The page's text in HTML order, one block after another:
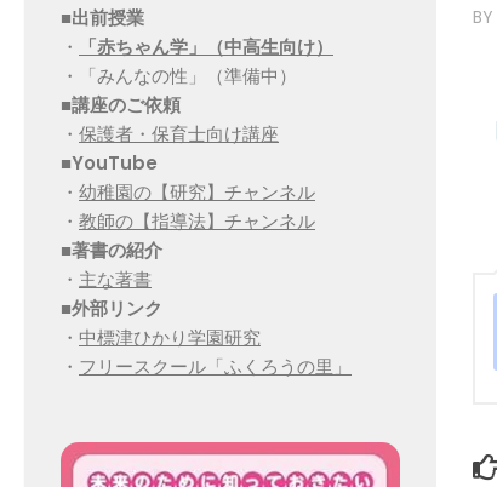
BY
■出前授業
・
「赤ちゃん学」（中高生向け）
・「みんなの性」（準備中）
■講座のご依頼
・ 保護者・保育士向け講座
■YouTube
・ 幼稚園の【研究】チャンネル
・ 教師の【指導法】チャンネル
■著書の紹介
・ 主な著書
■外部リンク
・ 中標津ひかり学園研究
・ フリースクール「ふくろうの里」